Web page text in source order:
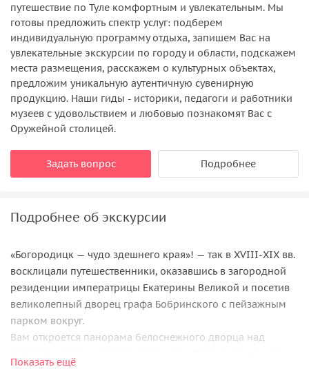
путешествие по Туле комфортным и увлекательным. Мы
готовы предложить спектр услуг: подберем
индивидуальную программу отдыха, запишем Вас на
увлекательные экскурсии по городу и области, подскажем
места размещения, расскажем о культурных объектах,
предложим уникальную аутентичную сувенирную
продукцию. Наши гиды - историки, педагоги и работники
музеев с удовольствием и любовью познакомят Вас с
Оружейной столицей.
Задать вопрос Подробнее
Подробнее об экскурсии
«Богородицк — чудо здешнего края»! — так в XVIII-XIX вв.
восклицали путешественники, оказавшись в загородной
резиденции императрицы Екатерины Великой и посетив
великолепный дворец графа Бобринского с пейзажным
парком вокруг.
Вам откроется панорама белоснежного дворца над
усадебный мир, соединивший красоту природы и
Показать ещё